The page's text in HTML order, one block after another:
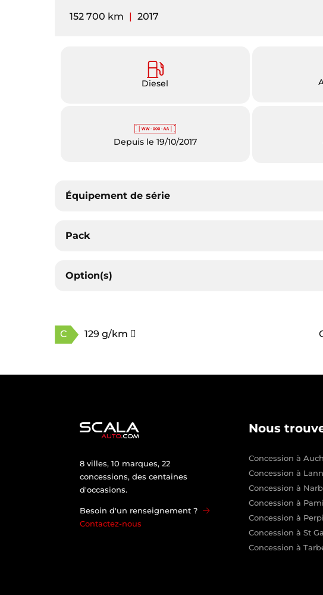
152 700 km | 2017
Diesel
Depuis le 19/10/2017
Équipement de série
Pack
Option(s)
C 129 g/km
8 villes, 10 marques, 22
concessions, des centaines
d'occasions.
Besoin d'un renseignement ?
Contactez-nous
Nous
Concession à Auch
Concession à
Concession à
Concession à
Concession à
Concession à St
Concession à